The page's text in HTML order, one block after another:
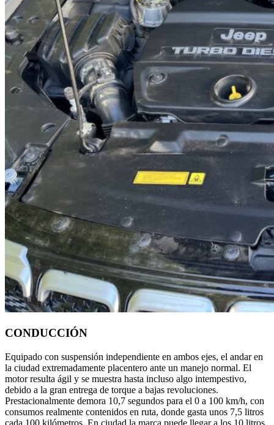
CONDUCCIÓN
Equipado con suspensión independiente en ambos ejes, el andar en
la ciudad extremadamente placentero ante un manejo normal. El
motor resulta ágil y se muestra hasta incluso algo intempestivo,
debido a la gran entrega de torque a bajas revoluciones.
Prestacionalmente demora 10,7 segundos para el 0 a 100 km/h, con
consumos realmente contenidos en ruta, donde gasta unos 7,5 litros
cada 100 kilómetros. En ciudad la marca puede llegar a los 10 litros